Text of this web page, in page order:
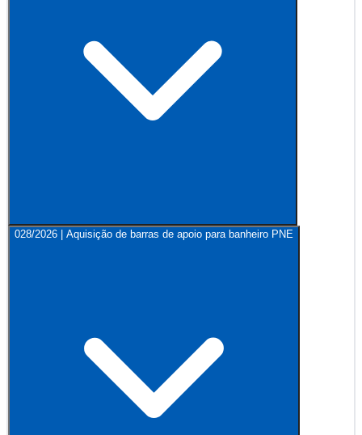
028/2026 | Aquisição de barras de apoio para banheiro PNE